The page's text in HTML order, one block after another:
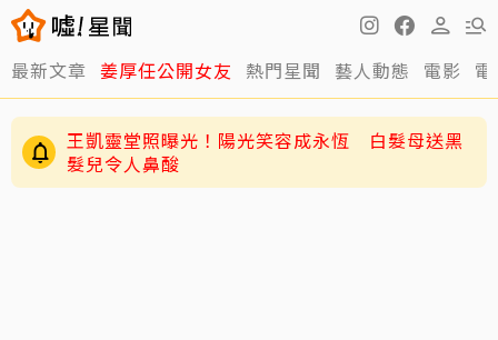
最新文章 姜厚任公開女友 熱門星聞 藝人動態 電影
王凱靈堂照曝光！陽光笑容成永恆 白髮母送黑
髮兒令人鼻酸